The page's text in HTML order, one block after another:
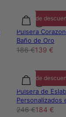
25% de
Pulsera
Baño de Oro
186 €139 €
25% de
Pulsera de
Personalizados
246 €184 €